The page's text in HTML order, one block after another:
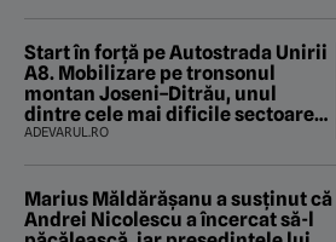
Start în forță pe Autostrada Unirii
A8. Mobilizare pe tronsonul
montan Joseni–Ditrău, unul
dintre cele mai dificile sectoare
care traversează Carpații
ADEVARUL.RO
Marius Măldărăşanu a susţinut că
Andrei Nicolescu a încercat să-l